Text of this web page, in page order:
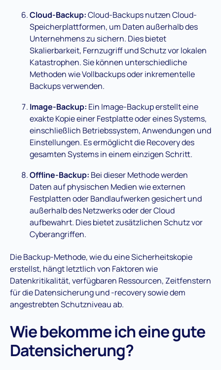
Cloud-Backup:Cloud-Backups nutzen Cloud-
Speicherplattformen, um Daten außerhalb des
Unternehmens zu sichern. Dies bietet
Skalierbarkeit, Fernzugriff und Schutz vor lokalen
Katastrophen. Sie können unterschiedliche
Methoden wie Vollbackups oder inkrementelle
Backups verwenden.
Image-Backup: Ein Image-Backup erstellt eine
exakte Kopie einer Festplatte oder eines Systems,
einschließlich Betriebssystem, Anwendungen und
Einstellungen. Es ermöglicht die Recovery des
gesamten Systems in einem einzigen Schritt.
Offline-Backup: Bei dieser Methode werden
Daten auf physischen Medien wie externen
Festplatten oder Bandlaufwerken gesichert und
außerhalb des Netzwerks oder der Cloud
aufbewahrt. Dies bietet zusätzlichen Schutz vor
Cyberangriffen.
Die Backup-Methode, wie du eine Sicherheitskopie
erstellst, hängt letztlich von Faktoren wie
Datenkritikalität, verfügbaren Ressourcen, Zeitfenstern
für die Datensicherung und -recovery sowie dem
angestrebten Schutzniveau ab.
Wie bekomme ich eine gute
Datensicherung?